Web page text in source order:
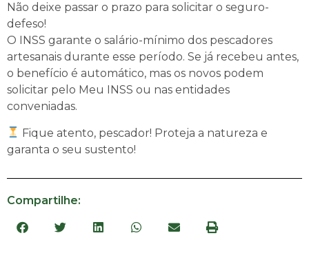
Não deixe passar o prazo para solicitar o seguro-
defeso!
O INSS garante o salário-mínimo dos pescadores
artesanais durante esse período. Se já recebeu antes,
o benefício é automático, mas os novos podem
solicitar pelo Meu INSS ou nas entidades
conveniadas.
Fique atento, pescador! Proteja a natureza e
garanta o seu sustento!
Compartilhe: